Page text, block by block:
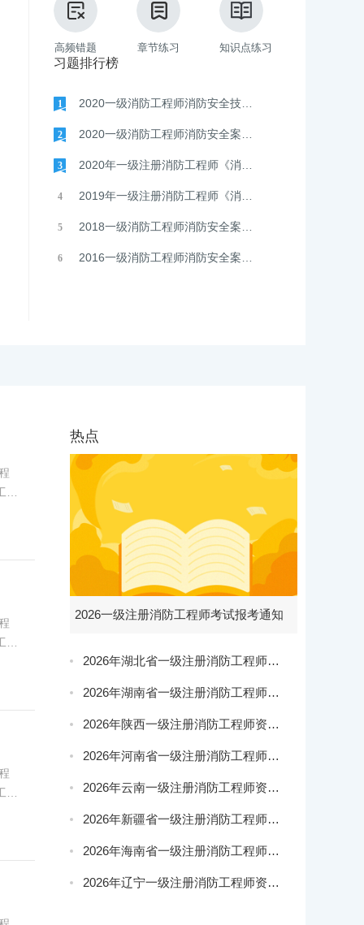
配套保障
高频错题 章节练习 知识点练习
习题排行榜
1
2
3
4
5
6
热点
2026一级注册消防工程师考试报考通知
2026年湖北省一级注册消防工程师报名通知
2026年湖南省一级注册消防工程师报名通知
2026年陕西一级注册消防工程师资格考试报名通知
2026年河南省一级注册消防工程师资格考试报名通知
2026年云南一级注册消防工程师资格考试报名通知
2026年新疆省一级注册消防工程师报名通知
2026年海南省一级注册消防工程师报名通知
2026年辽宁一级注册消防工程师资格考试报名通知